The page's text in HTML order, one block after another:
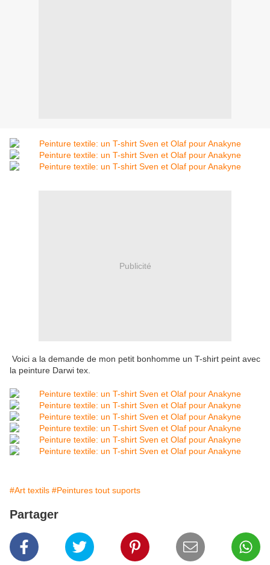
Publicité
Voici a la demande de mon petit bonhomme un T-shirt peint avec
la peinture Darwi tex.
#Art textils #Peintures tout suports
Partager